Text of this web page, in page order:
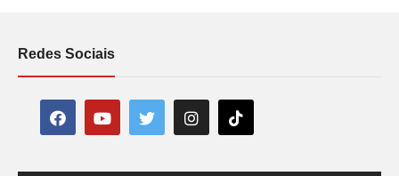
Redes Sociais